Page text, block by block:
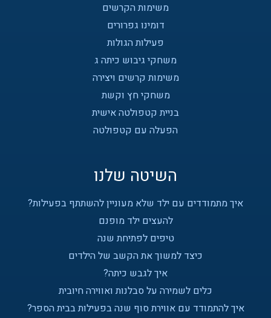
משימות הקרשים
דומינו גפרורים
פעילות הגולות
משחקי גיבוש כיתה ג
משימות קרשים ויצירה
משחקי חץ וקשת
בניית קטפולטה אישית
הפעלה עם קטפולטה
השיטה שלנו
איך מתמודדים עם ילד שלא מעוניין להשתתף בפעילות?
להעצים ילד מופנם
טיפים לפתיחת שנה
כיצד למשוך את הקשב של הילדים
איך לגבש כיתה?
כלים לשמירה על סבלנות ואווירה חיובית
איך להתמודד עם אווירת סוף שנה בפעילות בבית הספר?